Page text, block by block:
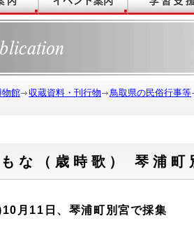
物館 収蔵資料・刊行物 鳥取県の民俗行事等
もな（歳時歌） 琴浦
月11日、琴浦町別宮で採集